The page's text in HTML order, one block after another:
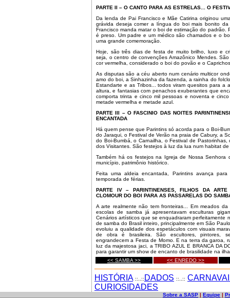
PARTE II – O CANTO PARA AS ESTRELAS... O
Da lenda de Pai Francisco e Mãe Catirina originou
grávida deseja comer a língua do boi mais bonito
Francisco manda matar o boi de estimação do padrão.
é preso. Um padre e um médico são chamados e o
uma grande comemoração.
Hoje, são três dias de festa de muito brilho, luxo e
seja, o centro de convenções Amazônico Mendes.
cor vermelha, considerado o boi do povão e o
As disputas são a céu aberto num cenário multicor
amo do boi, a Sinhazinha da fazenda, a rainha do
Estandarte e as Tribos... todos viram quesitos para a
altura, e fantasias com penachos exuberantes que
comporta trinta e cinco mil pessoas e noventa e
metade vermelha e metade azul.
PARTE III – O FASCINIO DAS NOITES
ENCANTADA
Há quem pense que Parintins só acorda para o Boi-
do Jaraqui, o Festival de Verão na praia de Cabury, a
do Boi-Bumbá, o Carnailha, o Festival de
dos Visitantes. São festejos à luz da lua num habitat
Também há os festejos na Igreja de Nossa Senhora
município, patrimônio histórico.
Feita uma aldeia encantada, Parintins avança
temporada de férias.
PARTE IV – PARINTINENSES, FILHOS DA
CLOMOUR DO BOI PARA AS PASSARELAS DO
A arte realmente não tem fronteiras... Em meados
escolas de samba já apresentavam esculturas
Cenários artísticos que se enquadraram perfeitamente
de samba do Brasil inteiro, principalmente em São
evoluiu a qualidade dos espetáculos com visuais
de obra é brasileira. São escultores, pintores,
engrandecem a Festa de Momo. E na terra da garoa,
luz da majestosa jaci, a TRIBO AZUL E BRANCA DA
para garantir um show de encanto de brasilidade na
<< SAMBA >>
<< ENREDO >>
HISTÓRIA ::..:: DADOS ::..::
CURIOSIDADES
Sobre a SASP | Equipe |